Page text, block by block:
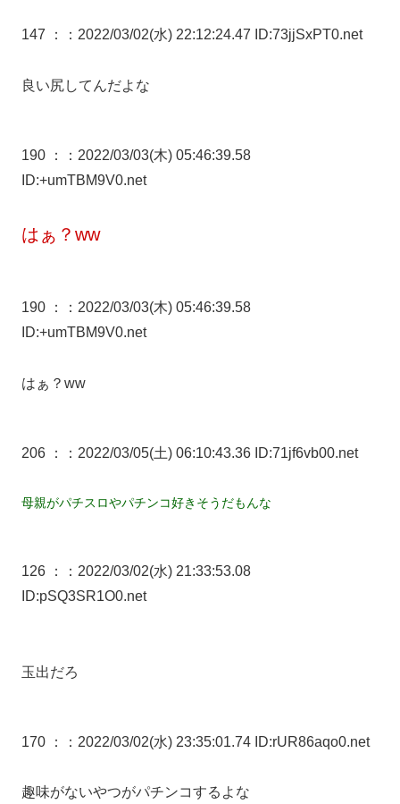
147 ： ：2022/03/02(水) 22:12:24.47 ID:73jjSxPT0.net
良い尻してんだよな
190 ：
：2022/03/03(木) 05:46:39.58
ID:+umTBM9V0.net
はぁ？ww
190 ：
：2022/03/03(木) 05:46:39.58
ID:+umTBM9V0.net
はぁ？ww
206 ： ：2022/03/05(土) 06:10:43.36 ID:71jf6vb00.net
母親がパチスロやパチンコ好きそうだもんな
126 ：
：2022/03/02(水) 21:33:53.08
ID:pSQ3SR1O0.net
玉出だろ
170 ： ：2022/03/02(水) 23:35:01.74 ID:rUR86aqo0.net
趣味がないやつがパチンコするよな